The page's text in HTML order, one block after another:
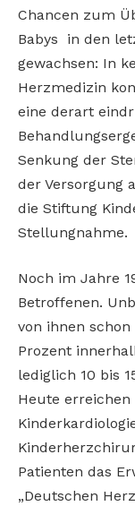
Chancen zum
Babys in den
gewachsen: In
Herzmedizin
eine derart
Senkung der
der Versorgung
die Stiftung
Stellungnahme.
Noch im Jahre
Betroffenen.
von ihnen
Prozent
lediglich 10 bis
Heute
Patienten das
„Deutschen